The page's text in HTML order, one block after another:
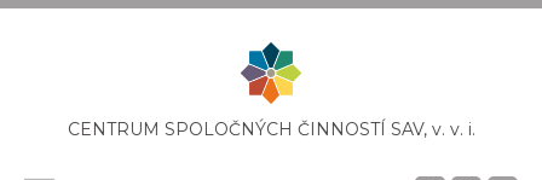
CENTRUM SPOLOČNÝCH ČINNOSTÍ SAV, v. v. i.